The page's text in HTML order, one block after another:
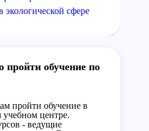
экологической сфере
пройти обучение по
пройти обучение в
центре.
- ведущие